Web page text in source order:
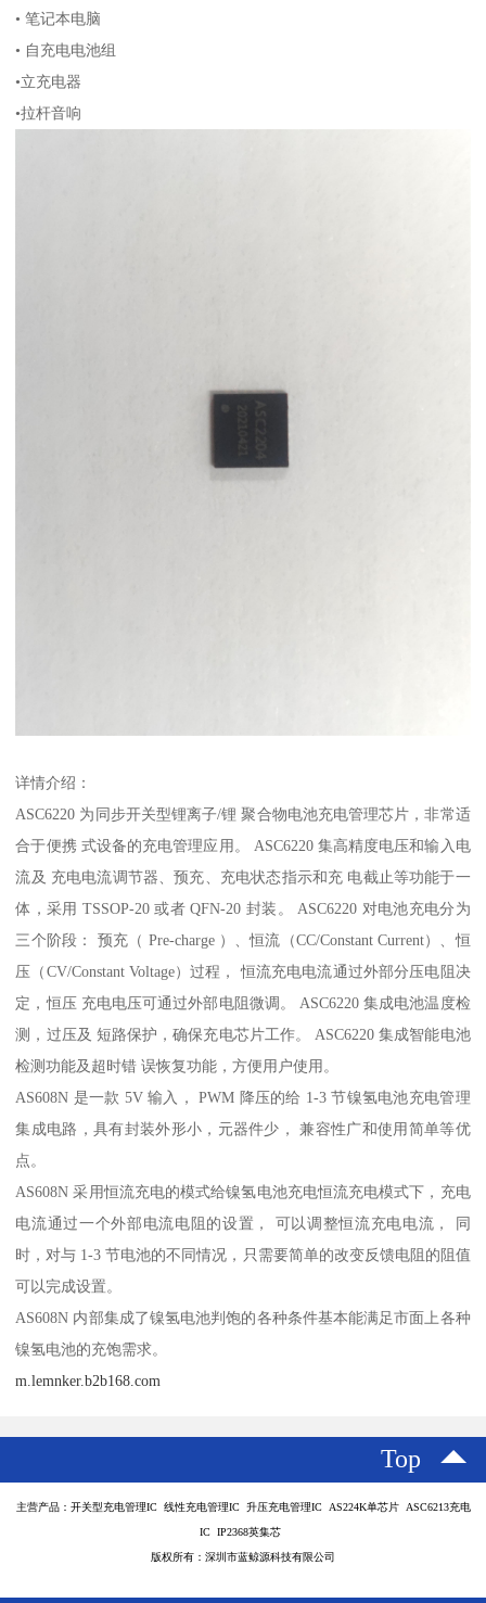
• 笔记本电脑
• 自充电电池组
•立充电器
•拉杆音响
详情介绍：
ASC6220 为同步开关型锂离子/锂 聚合物电池充电管理芯片，非常适
合于便携 式设备的充电管理应用。 ASC6220 集高精度电压和输入电
流及 充电电流调节器、预充、充电状态指示和充 电截止等功能于一
体，采用 TSSOP-20 或者 QFN-20 封装。 ASC6220 对电池充电分为
三个阶段： 预充（ Pre-charge ）、恒流（CC/Constant Current）、恒
压（CV/Constant Voltage）过程， 恒流充电电流通过外部分压电阻决
定，恒压 充电电压可通过外部电阻微调。 ASC6220 集成电池温度检
测，过压及 短路保护，确保充电芯片工作。 ASC6220 集成智能电池
检测功能及超时错 误恢复功能，方便用户使用。
AS608N 是一款 5V 输入， PWM 降压的给 1-3 节镍氢电池充电管理
集成电路，具有封装外形小，元器件少， 兼容性广和使用简单等优
点。
AS608N 采用恒流充电的模式给镍氢电池充电恒流充电模式下，充电
电流通过一个外部电流电阻的设置， 可以调整恒流充电电流， 同
时，对与 1-3 节电池的不同情况，只需要简单的改变反馈电阻的阻值
可以完成设置。
AS608N 内部集成了镍氢电池判饱的各种条件基本能满足市面上各种
镍氢电池的充饱需求。
m.lemnker.b2b168.com
Top
主营产品：开关型充电管理IC 线性充电管理IC 升压充电管理IC AS224K单芯片 ASC6213充电
IC IP2368英集芯
版权所有：深圳市蓝鲸源科技有限公司